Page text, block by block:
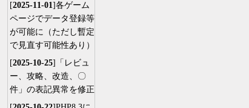
[2025-11-01]各ゲーム
ページでデータ登録等
が可能に（ただし暫定
で見直す可能性あり）
[2025-10-25]「レビュ
ー、攻略、改造、〇
件」の表記異常を修正